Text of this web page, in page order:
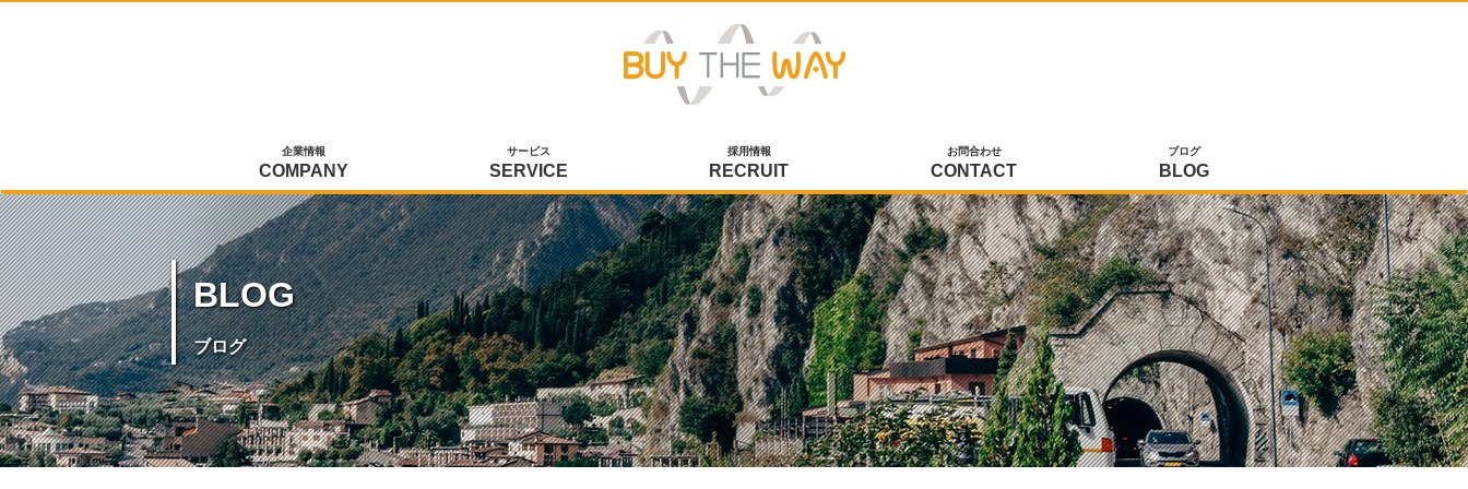
企業情報
COMPANY
サービス
SERVICE
採用情報
RECRUIT
お問合わせ
CONTACT
ブログ
BLOG
BLOG
ブログ